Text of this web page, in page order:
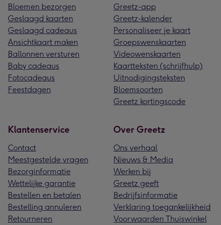
Bloemen bezorgen
Geslaagd kaarten
Geslaagd cadeaus
Ansichtkaart maken
Ballonnen versturen
Baby cadeaus
Fotocadeaus
Feestdagen
Greetz-app
Greetz-kalender
Personaliseer je kaart
Groepswenskaarten
Videowenskaarten
Kaartteksten (schrijfhulp)
Uitnodigingsteksten
Bloemsoorten
Greetz kortingscode
Klantenservice
Contact
Meestgestelde vragen
Bezorginformatie
Wettelijke garantie
Bestellen en betalen
Bestelling annuleren
Retourneren
Over Greetz
Ons verhaal
Nieuws & Media
Werken bij
Greetz geeft
Bedrijfsinformatie
Verklaring toegankelijkheid
Voorwaarden Thuiswinkel